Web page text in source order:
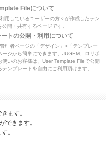
Fileについて
用しているユーザーの方々が作成したテン
公開・共有するページです。
トの公開・利用について
理者ページの「デザイン」>「テンプレー
ージから簡単にできます。JUGEM、ロリポ
使いのお客様は、User Template Fileで公開
テンプレートを自由にご利用頂けます。
ます。
できます。
。